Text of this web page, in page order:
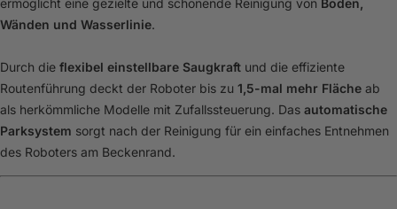
ermöglicht eine gezielte und schonende Reinigung von Boden,
Wänden und Wasserlinie.
Durch die flexibel einstellbare Saugkraft und die effiziente
Routenführung deckt der Roboter bis zu 1,5-mal mehr Fläche ab
als herkömmliche Modelle mit Zufallssteuerung. Das automatische
Parksystem sorgt nach der Reinigung für ein einfaches Entnehmen
des Roboters am Beckenrand.